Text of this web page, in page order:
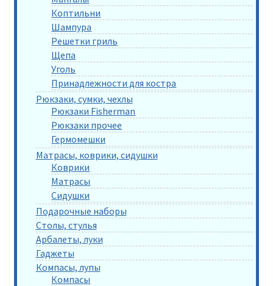
Коптильни
Шампура
Решетки гриль
Щепа
Уголь
Принадлежности для костра
Рюкзаки, сумки, чехлы
Рюкзаки Fisherman
Рюкзаки прочее
Гермомешки
Матрасы, коврики, сидушки
Коврики
Матрасы
Сидушки
Подарочные наборы
Столы, стулья
Арбалеты, луки
Гаджеты
Компасы, лупы
Компасы